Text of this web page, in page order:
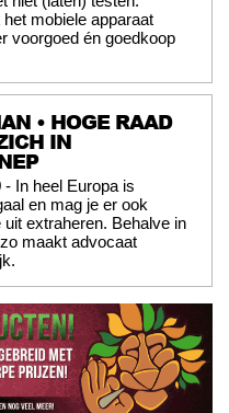
mobiele apparaat
voorgoed én goedkoop
• HOGE RAAD
IN
- In heel Europa is
en mag je er ook
extraheren. Behalve in
maakt advocaat